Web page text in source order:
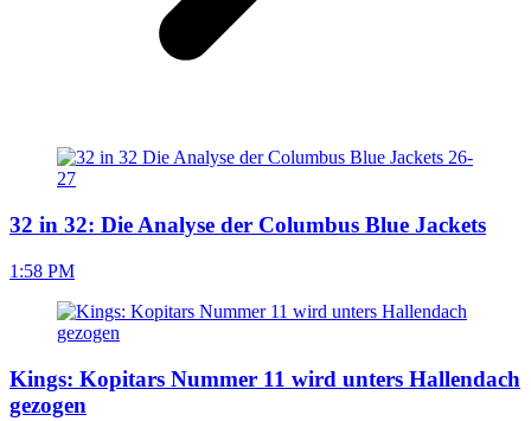
32 in 32: Die Analyse der Columbus Blue Jackets
1:58 PM
Kings: Kopitars Nummer 11 wird unters Hallendach
gezogen